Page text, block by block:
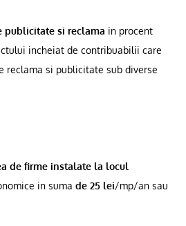
publicitate si reclama in procent
incheiat de contribuabilii care
reclama si publicitate sub diverse
de firme instalate la locul
in suma de 25 lei/mp/an sau